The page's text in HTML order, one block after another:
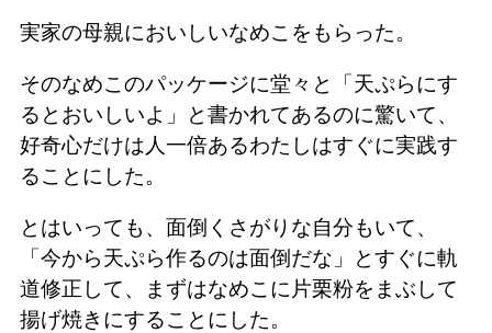
実家の母親においしいなめこをもらった。
そのなめこのパッケージに堂々と「天ぷらにす
るとおいしいよ」と書かれてあるのに驚いて、
好奇心だけは人一倍あるわたしはすぐに実践す
ることにした。
とはいっても、面倒くさがりな自分もいて、
「今から天ぷら作るのは面倒だな」とすぐに軌
道修正して、まずはなめこに片栗粉をまぶして
揚げ焼きにすることにした。